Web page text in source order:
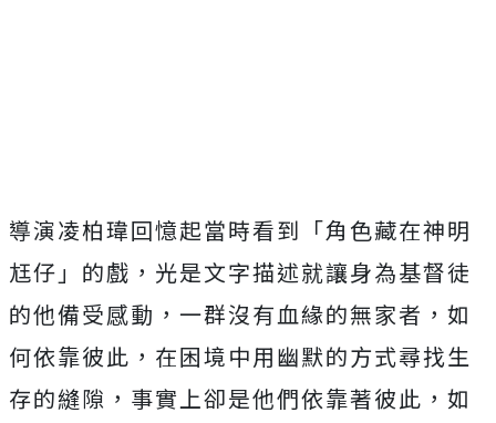
導演凌柏瑋回憶起當時看到「角色藏在神明
尪仔」的戲， 光是文字描述就讓身為基督徒
的他備受感動， 一群沒有血緣的無家者，如
何依靠彼此， 在困境中用幽默的方式尋找生
存的縫隙， 事實上卻是他們依靠著彼此，如